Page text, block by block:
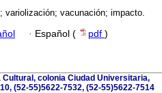
variolización; vacunación; impacto.
· Español ( pdf )
colonia Ciudad Universitaria,
(52-55)5622-7532, (52-55)5622-7514